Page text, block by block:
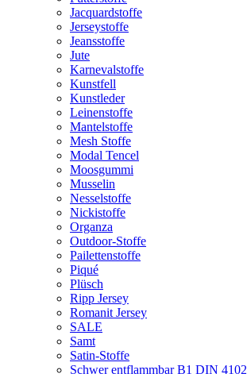
Jacquardstoffe
Jerseystoffe
Jeansstoffe
Jute
Karnevalstoffe
Kunstfell
Kunstleder
Leinenstoffe
Mantelstoffe
Mesh Stoffe
Modal Tencel
Moosgummi
Musselin
Nesselstoffe
Nickistoffe
Organza
Outdoor-Stoffe
Pailettenstoffe
Piqué
Plüsch
Ripp Jersey
Romanit Jersey
SALE
Samt
Satin-Stoffe
Schwer entflammbar B1 DIN 4102